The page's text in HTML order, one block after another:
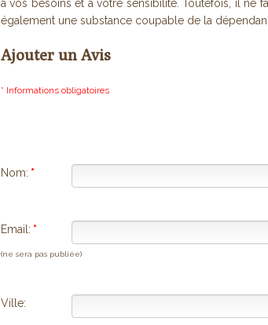
à vos besoins et à votre sensibilité. Toutefois, il ne
également une substance coupable de la
Ajouter un Avis
* Informations obligatoires
Nom: *
Email: *
(ne sera pas publiée)
Ville: